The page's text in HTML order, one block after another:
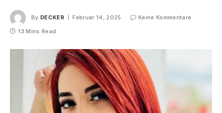
By DECKER Februar 14, 2025
Keine Kommentare
13 Mins Read